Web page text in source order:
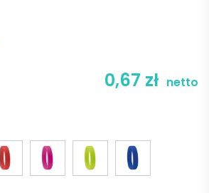
0,67 zł netto